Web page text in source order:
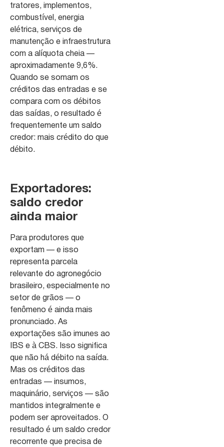
tratores, implementos,
combustível, energia
elétrica, serviços de
manutenção e infraestrutura
com a alíquota cheia —
aproximadamente 9,6%.
Quando se somam os
créditos das entradas e se
compara com os débitos
das saídas, o resultado é
frequentemente um saldo
credor: mais crédito do que
débito.
Exportadores:
saldo credor
ainda maior
Para produtores que
exportam — e isso
representa parcela
relevante do agronegócio
brasileiro, especialmente no
setor de grãos — o
fenômeno é ainda mais
pronunciado. As
exportações são imunes ao
IBS e à CBS. Isso significa
que não há débito na saída.
Mas os créditos das
entradas — insumos,
maquinário, serviços — são
mantidos integralmente e
podem ser aproveitados. O
resultado é um saldo credor
recorrente que precisa de